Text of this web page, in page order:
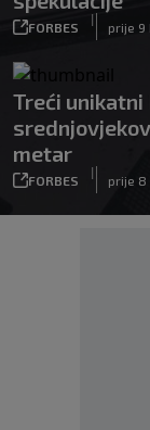
FORBES
|
prije 9
Treći
metar
FORBES
|
prije 8